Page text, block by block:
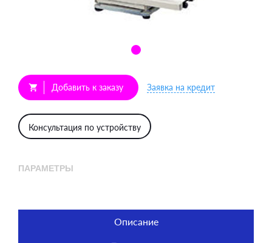
Описание
shopping_cart Добавить к заказу Заявка на кредит
Консультация по устройству
ПАРАМЕТРЫ